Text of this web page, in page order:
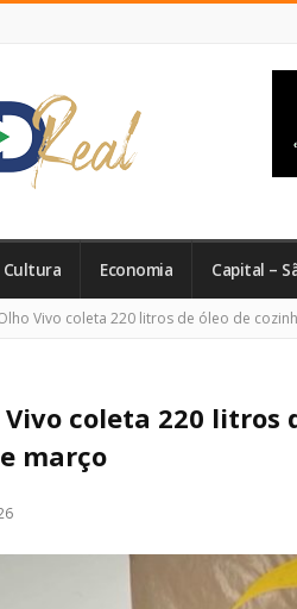
Cultura Economia Capital –
Vivo coleta 220 litros de óleo de
coleta 220 litros
março